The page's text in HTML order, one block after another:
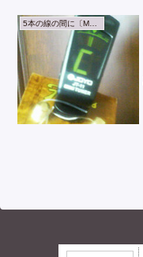
5本の線の間に〔Music〕